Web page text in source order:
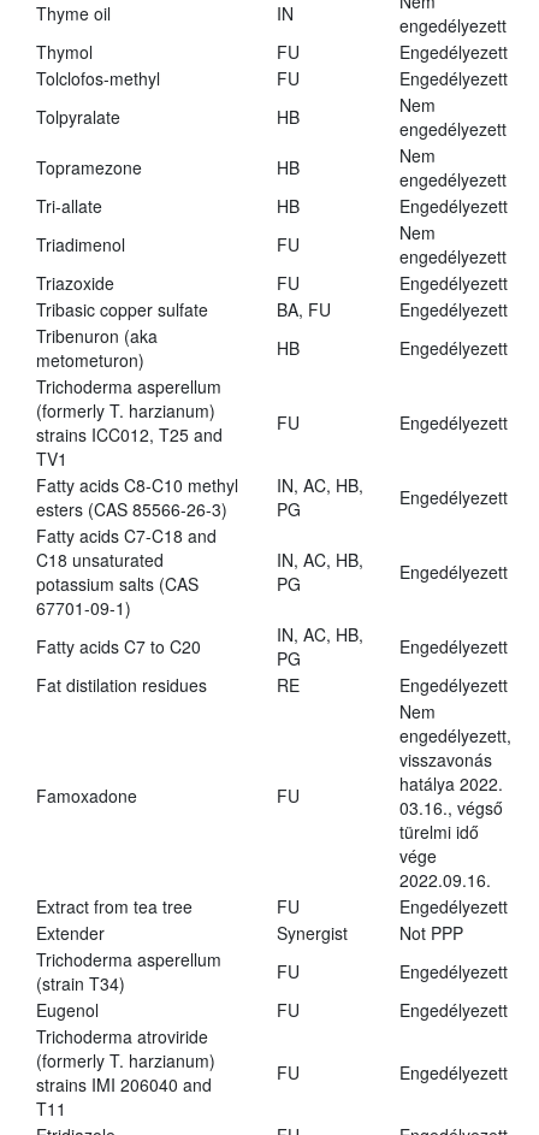
Thyme oil
IN
engedélyezett
Thymol
FU
Engedélyezett
Tolclofos-methyl
FU
Engedélyezett
Tolpyralate
HB
Nem
engedélyezett
Topramezone
HB
Nem
engedélyezett
Tri-allate
HB
Engedélyezett
Triadimenol
FU
Nem
engedélyezett
Triazoxide
FU
Engedélyezett
Tribasic copper sulfate
BA, FU
Engedélyezett
Tribenuron (aka
metometuron)
HB
Engedélyezett
Trichoderma asperellum
(formerly T. harzianum)
strains ICC012, T25 and
TV1
FU Engedélyezett
Fatty acids C8-C10 methyl
esters (CAS 85566-26-3)
IN, AC, HB,
PG
Engedélyezett
Fatty acids C7-C18 and
C18 unsaturated
potassium salts (CAS
67701-09-1)
IN, AC, HB,
PG
Engedélyezett
Fatty acids C7 to C20
IN, AC, HB,
PG
Engedélyezett
Fat distilation residues
RE Engedélyezett
Famoxadone FU
Nem
engedélyezett,
visszavonás
hatálya 2022.
03.16., végső
türelmi idő
vége
2022.09.16.
Extract from tea tree
FU
Engedélyezett
Extender
Synergist
Not PPP
Trichoderma asperellum
(strain T34)
FU
Engedélyezett
Eugenol
FU
Engedélyezett
Trichoderma atroviride
(formerly T. harzianum)
strains IMI 206040 and
T11
FU Engedélyezett